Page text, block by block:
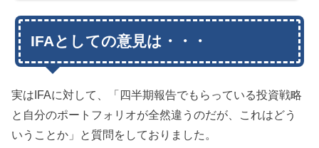
を見て現金同等物のファンド(FIDC)に切り替割ってから約3ヶ月、ずっと何も動き
IFAとしての意見は・・・
実はIFAに対して、「四半期報告でもらっている投資戦略
と自分のポートフォリオが全然違うのだが、これはどう
いうことか」と質問をしておりました。